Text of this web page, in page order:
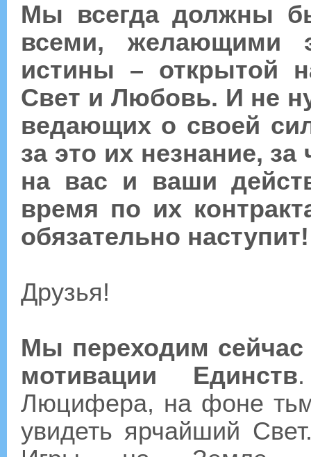
Мы всегда должны
всеми, желающими
истины – открытой
Свет и Любовь. И не
ведающих о своей
за это их незнание,
на вас и ваши
время по их
обязательно наступит!
Друзья!
Мы переходим
мотивации Единств
Люцифера, на фоне
увидеть ярчайший